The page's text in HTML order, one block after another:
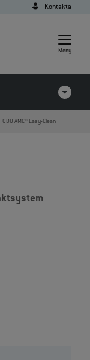
Kontakta
Meny
ODU AMC® Easy-Clean